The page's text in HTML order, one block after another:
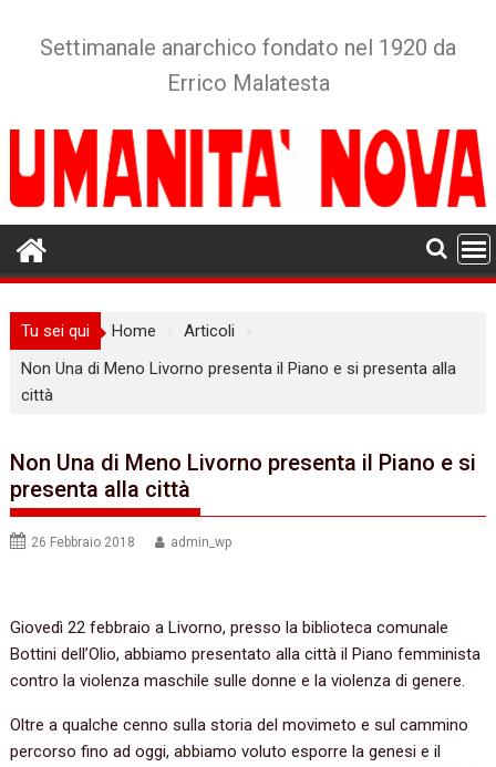
Settimanale anarchico fondato nel 1920 da
Errico Malatesta
Tu sei qui Home
Articoli
Non Una di Meno Livorno presenta il Piano e si presenta alla
città
Non Una di Meno Livorno presenta il Piano e si
presenta alla città
26 Febbraio 2018 admin_wp
Giovedì 22 febbraio a Livorno, presso la biblioteca comunale
Bottini dell’Olio, abbiamo presentato alla città il Piano femminista
contro la violenza maschile sulle donne e la violenza di genere.
Oltre a qualche cenno sulla storia del movimeto e sul cammino
percorso fino ad oggi, abbiamo voluto esporre la genesi e il